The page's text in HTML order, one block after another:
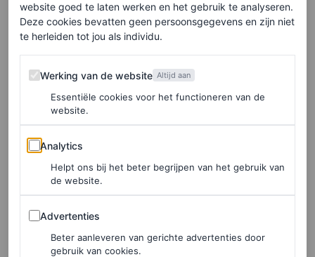
website goed te laten werken en het gebruik te analyseren.
Deze cookies bevatten geen persoonsgegevens en zijn niet
te herleiden tot jou als individu.
Werking van de website
Werking van de website Altijd aan
Essentiële cookies voor het functioneren van de
website.
Analytics
Analytics
Helpt ons bij het beter begrijpen van het gebruik van
de website.
Advertenties
Advertenties
Beter aanleveren van gerichte advertenties door
gebruik van cookies.